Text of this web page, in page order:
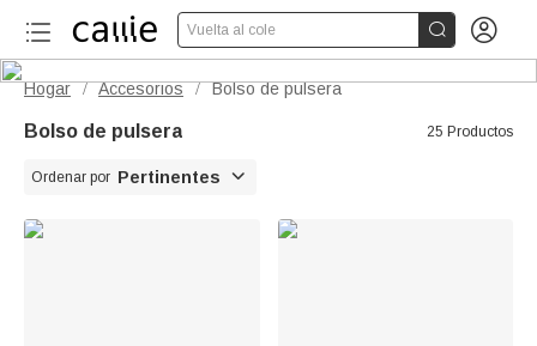
Vuelta al cole  
Hogar / Accesorios / Bolso de pulsera
Bolso de pulsera 25 Productos
Ordenar por Pertinentes 